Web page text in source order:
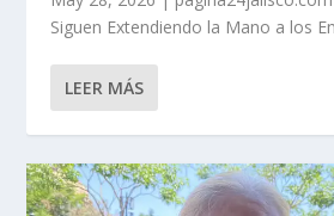
Siguen Extendiendo la Mano a los
LEER MÁS